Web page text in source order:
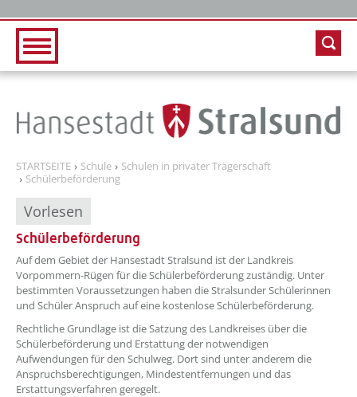
STARTSEITE Schule
Schulen in privater Trägerschaft
Schülerbeförderung
Vorlesen
Schülerbeförderung
??? absaetzeOben[1]/titel ???
Auf dem Gebiet der Hansestadt Stralsund ist der Landkreis
Vorpommern-Rügen für die Schülerbeförderung zuständig. Unter
bestimmten Voraussetzungen haben die Stralsunder Schülerinnen
und Schüler Anspruch auf eine kostenlose Schülerbeförderung.
Rechtliche Grundlage ist die Satzung des Landkreises über die
Schülerbeförderung und Erstattung der notwendigen
Aufwendungen für den Schulweg. Dort sind unter anderem die
Anspruchsberechtigungen, Mindestentfernungen und das
Erstattungsverfahren geregelt.